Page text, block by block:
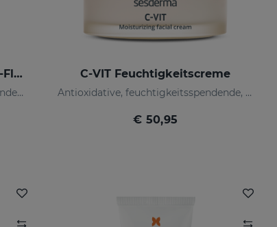
C-VIT RADIANCE Leuchtkraft-Fluid
Antoxidatives, feuchtigkeitsspendendes, faltenhemmendes und aufhellendes Fluid
C-VIT Feuchtigkeitscreme
Antioxidative, feuchtigkeitsspendende, faltenhemmende und aufhellende Creme
€ 50,95